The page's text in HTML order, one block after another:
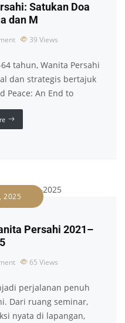
Satukan Doa
dan M
39 Views
tahun, Wanita Persahi
dan strategis bertajuk
Peace: An End to
2025
Persahi 2021–
65 Views
perjalanan penuh
Dari ruang seminar,
nyata di lapangan,